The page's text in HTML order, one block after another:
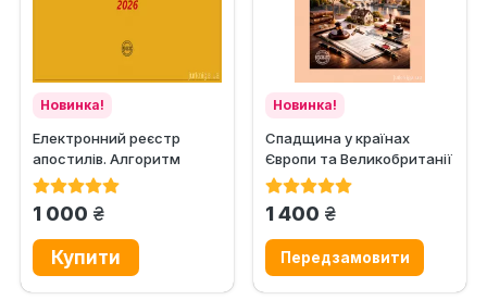
Новинка!
Електронний реєстр
апостилів. Алгоритм
роботи нотаріуса 2026
1 000 грн.
Новинка!
Спадщина у країнах
Європи та Великобританії
1 400 грн.